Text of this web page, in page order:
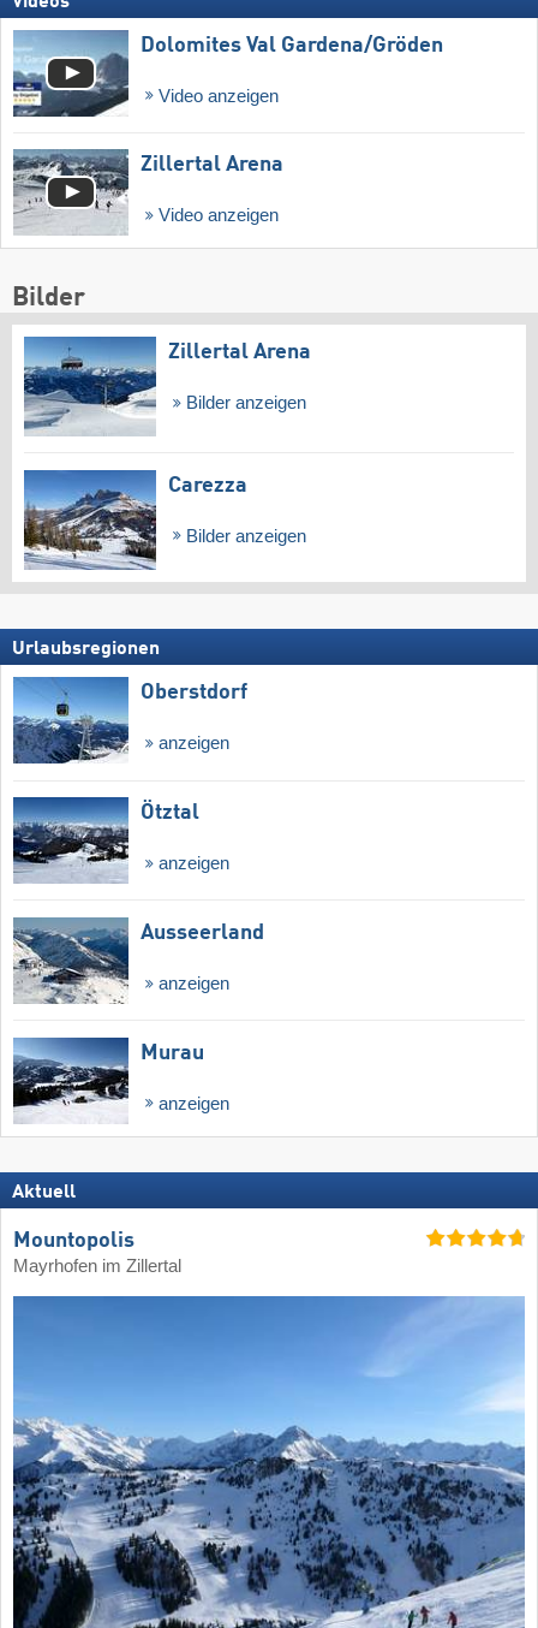
Dolomites Val Gardena/​Gröden
Video anzeigen
Zillertal Arena
Video anzeigen
Bilder
Zillertal Arena
Bilder anzeigen
Carezza
Bilder anzeigen
Urlaubsregionen
Oberstdorf
anzeigen
Ötztal
anzeigen
Ausseerland
anzeigen
Murau
anzeigen
Aktuell
Mountopolis
Mayrhofen im Zillertal